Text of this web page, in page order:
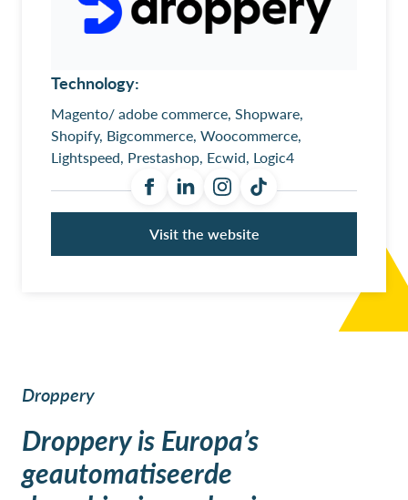
Technology:
Magento/ adobe commerce, Shopware,
Shopify, Bigcommerce, Woocommerce,
Lightspeed, Prestashop, Ecwid, Logic4
Visit the website
Droppery
Droppery is Europa’s
geautomatiseerde